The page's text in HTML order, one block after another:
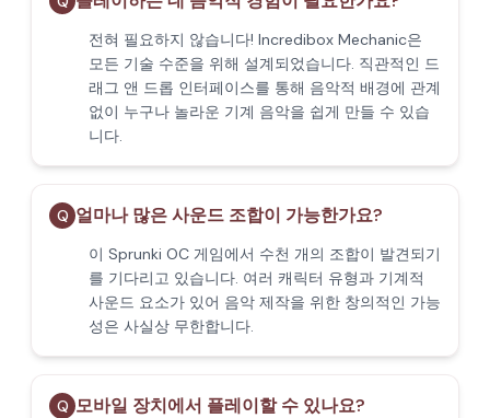
전혀 필요하지 않습니다! Incredibox Mechanic은
모든 기술 수준을 위해 설계되었습니다. 직관적인 드
래그 앤 드롭 인터페이스를 통해 음악적 배경에 관계
없이 누구나 놀라운 기계 음악을 쉽게 만들 수 있습
니다.
Q 얼마나 많은 사운드 조합이 가능한가요?
이 Sprunki OC 게임에서 수천 개의 조합이 발견되기
를 기다리고 있습니다. 여러 캐릭터 유형과 기계적
사운드 요소가 있어 음악 제작을 위한 창의적인 가능
성은 사실상 무한합니다.
Q 모바일 장치에서 플레이할 수 있나요?